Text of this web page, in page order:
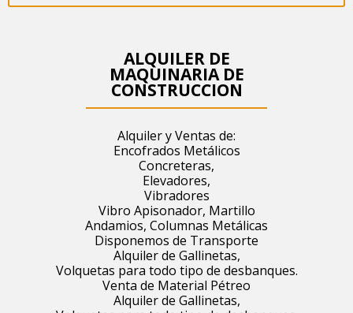
ALQUILER DE
MAQUINARIA DE
CONSTRUCCION
Alquiler y Ventas de:
Encofrados Metálicos
Concreteras,
Elevadores,
Vibradores
Vibro Apisonador, Martillo
Andamios, Columnas Metálicas
Disponemos de Transporte
Alquiler de Gallinetas,
Volquetas para todo tipo de desbanques.
Venta de Material Pétreo
Alquiler de Gallinetas,